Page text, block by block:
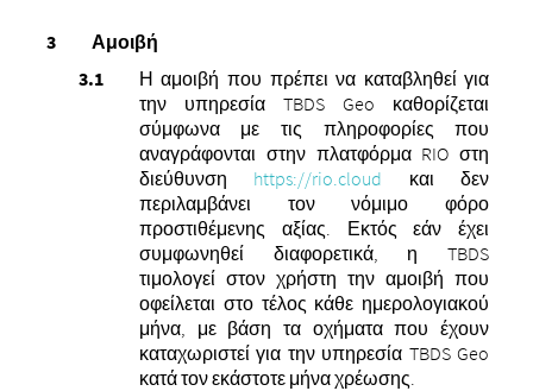
Αμοιβή
Η αμοιβή που πρέπει να καταβληθεί για
την υπηρεσία TBDS Geo καθορίζεται
σύμφωνα με τις πληροφορίες που
αναγράφονται στην πλατφόρμα RIO στη
διεύθυνση https://rio.cloud και δεν
περιλαμβάνει τον νόμιμο φόρο
προστιθέμενης αξίας. Εκτός εάν έχει
συμφωνηθεί διαφορετικά, η TBDS
τιμολογεί στον χρήστη την αμοιβή που
οφείλεται στο τέλος κάθε ημερολογιακού
μήνα, με βάση τα οχήματα που έχουν
καταχωριστεί για την υπηρεσία TBDS Geo
κατά τον εκάστοτε μήνα χρέωσης.